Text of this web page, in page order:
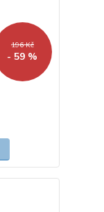
196 Kč
- 59 %